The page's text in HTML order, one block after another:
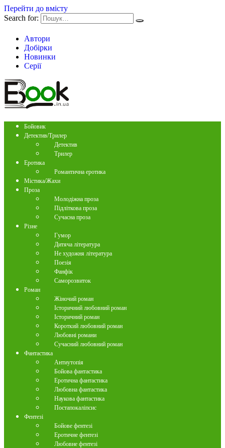
Перейти до вмісту
Search for:
Автори
Добірки
Новинки
Серії
Бойовик
Детектив/Трилер
Детектив
Трилер
Еротика
Романтична еротика
Містика/Жахи
Проза
Молодіжна проза
Підліткова проза
Сучасна проза
Різне
Гумор
Дитяча література
Не художня література
Поезія
Фанфік
Саморозвиток
Роман
Жіночий роман
Історичний любовний роман
Історичний роман
Короткий любовний роман
Любовні романи
Сучасний любовний роман
Фантастика
Антиутопія
Бойова фантастика
Еротична фантастика
Любовна фантастика
Наукова фантастика
Постапокаліпсис
Фентезі
Бойове фентезі
Еротичне фентезі
Любовне фентезі